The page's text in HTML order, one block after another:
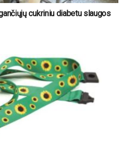
cukriniu diabetu slaugos